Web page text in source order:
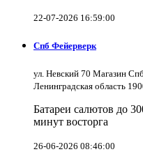
22-07-2026 16:59:00
Спб Фейерверк
ул. Невский 70 Магазин
Ленинградская область
Батареи салютов до
минут восторга
26-06-2026 08:46:00